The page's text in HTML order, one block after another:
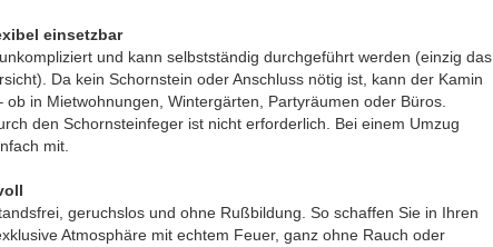
einsetzbar
und kann selbstständig durchgeführt werden (einzig das
Da kein Schornstein oder Anschluss nötig ist, kann der Kamin
in Mietwohnungen, Wintergärten, Partyräumen oder Büros.
den Schornsteinfeger ist nicht erforderlich. Bei einem Umzug
mit.
geruchslos und ohne Rußbildung. So schaffen Sie in Ihren
Atmosphäre mit echtem Feuer, ganz ohne Rauch oder